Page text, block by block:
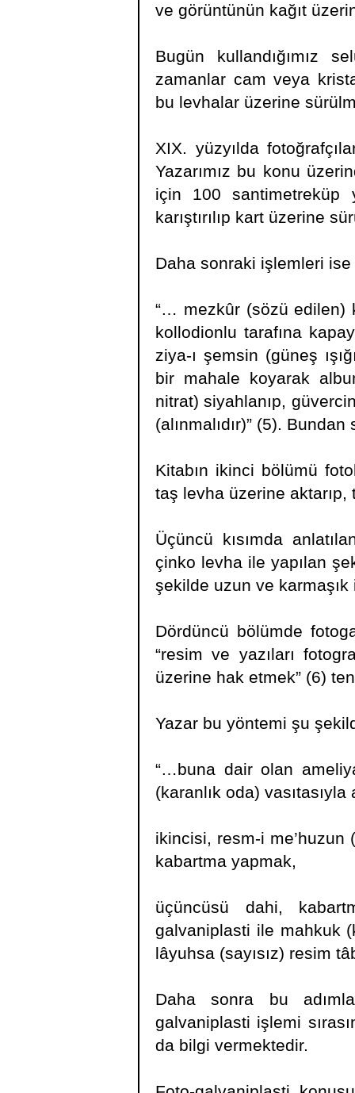
ve görüntünün kağıt
Bugün kullandığımız
zamanlar cam veya
bu levhalar üzerine
XIX. yüzyılda
Yazarımız bu konu
için 100 santimetreküp
karıştırılıp kart üzerine
Daha sonraki işlemleri
“… mezkûr (sözü edilen)
kollodionlu tarafına
ziya-ı şemsin (güneş
bir mahale koyarak
nitrat) siyahlanıp,
(alınmalıdır)” (5).
Kitabın ikinci bölümü
taş levha üzerine aktarıp,
Üçüncü kısımda
çinko levha ile yapılan
şekilde uzun ve
Dördüncü bölümde
“resim ve yazıları
üzerine hak etmek” (6)
Yazar bu yöntemi şu
“…buna dair olan
(karanlık oda) vasıtasıyla
ikincisi, resm-i me’huzun
kabartma yapmak,
üçüncüsü dahi,
galvaniplasti ile mahkuk
lâyuhsa (sayısız) resim
Daha sonra bu
galvaniplasti işlemi
da bilgi vermektedir.